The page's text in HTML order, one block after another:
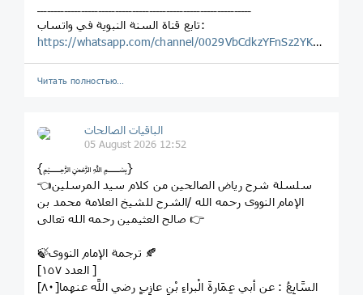
ـــــــــــــــــــــــــــــــــــــــــــــــــــــــــــــــ
‏تابع قناة السنة النبوية في واتساب:
https://whatsapp.com/channel/0029VbCdkzYFnSz2YKPBAW1H
Читать полностью…
الباقيات الصالحات
05 August 2026 12:52
{﷽}
👈سلسلة شرح رياض الصالحين من كلام سيد المرسلين
الإمام النووى رحمه الله /الشرح للشيخ العلامة محمد بن
صالح العثيمين رحمه الله تعالى 👉
🍃ترجمة الإمام النووى 🍂
[العدد ١٥٧ ]
[٨٠]السَّابِعُ : عن أبي عِمَارةَ الْبراءِ بْنِ عازِبٍ رضي اللَّه عنهما